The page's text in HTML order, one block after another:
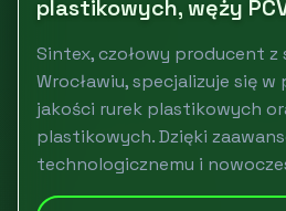
plastikowych, węży
Sintex, czołowy producent z
Wrocławiu, specjalizuje się
jakości rurek plastikowych
plastikowych. Dzięki
technologicznemu i